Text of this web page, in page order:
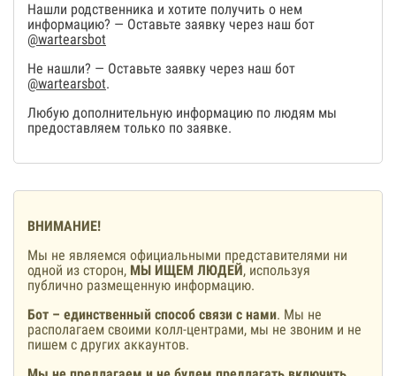
Нашли родственника и хотите получить о нем
информацию? — Оставьте заявку через наш бот
@wartearsbot
Не нашли? — Оставьте заявку через наш бот
@wartearsbot.
Любую дополнительную информацию по людям мы
предоставляем только по заявке.
ВНИМАНИЕ!
Мы не являемся официальными представителями ни
одной из сторон, МЫ ИЩЕМ ЛЮДЕЙ, используя
публично размещенную информацию.
Бот – единственный способ связи с нами. Мы не
располагаем своими колл-центрами, мы не звоним и не
пишем с других аккаунтов.